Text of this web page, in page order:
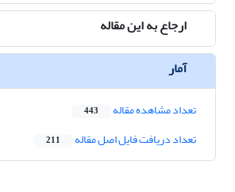
ارجاع به این مقاله
آمار
تعداد مشاهده مقاله 443
تعداد دریافت فایل اصل مقاله 211